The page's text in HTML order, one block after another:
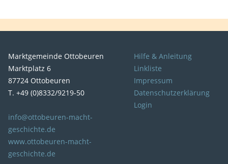
Marktgemeinde Ottobeuren
Marktplatz 6
87724 Ottobeuren
T. +49 (0)8332/9219-50
info@ottobeuren-macht-
geschichte.de
www.ottobeuren-macht-
geschichte.de
Hilfe & Anleitung
Linkliste
Impressum
Datenschutzerklärung
Login